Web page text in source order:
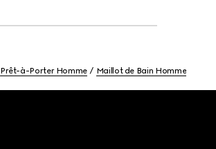
Prêt-à-Porter Homme Maillot de Bain Homme